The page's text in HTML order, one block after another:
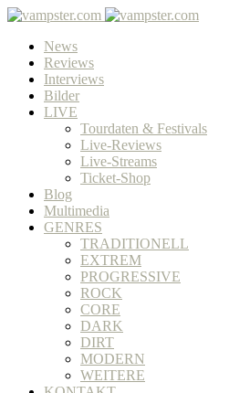
News
Reviews
Interviews
Bilder
LIVE
Tourdaten & Festivals
Live-Reviews
Live-Streams
Ticket-Shop
Blog
Multimedia
GENRES
TRADITIONELL
EXTREM
PROGRESSIVE
ROCK
CORE
DARK
DIRT
MODERN
WEITERE